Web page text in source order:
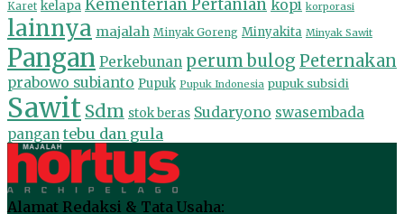
Karet kelapa Kementerian Pertanian kopi korporasi
lainnya majalah Minyak Goreng Minyakita Minyak Sawit
Pangan Perkebunan perum bulog Peternakan
prabowo subianto Pupuk Pupuk Indonesia pupuk subsidi
Sawit Sdm stok beras Sudaryono swasembada
pangan tebu dan gula
Alamat Redaksi & Tata Usaha: